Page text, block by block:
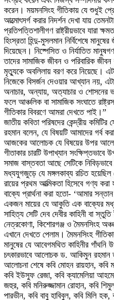
করেন। ময়মনসিংহ গীতিকায় যে শুধুই
আত্মোৎসর্গ করার নিদর্শন দেখা যায়
প্রতিপত্তিশালীগণ রাষ্ট্রীয়ভাবে যারা
হিংস্রতা হিন্দু-মুসলমান নির্বিশেষে
দিয়েছেন। নিষ্পেসিত ও নির্যাতিত
তাদের সামাজিক জীবন ও পরিবারিক
‍মৃত্যুকে অবলিলায় বরণ করে নিয়েছে।
নিজেকে বিসর্জন দেওয়ার আখ্যান নয়,
অনাচার, অন্যায়, অত্যাচার ও শোসনের
ফলে আঞ্চলিক বা সামাজিক সংঘাতে
গীতিকার বিবরণে আমরা দেখতে পাই।”
জাতীয় কবিতা পরিষদের কেন্দ্রীয়
রহমান বলেন, যে বিষয়টি আমাদের গর্ব
আজকের আলোচক যে বিষয়ের উপর
গীতাকার চারটি উপাখ্যান
সমাজ বাস্তবতা আছে সেটিকে
মধ্যযুগজুড়ে যে মঙ্গলকাব্য রচিত হয়েছিল
রায়ের প্রথম আত্মিকতা হিসেবে গণ্য করা
বাক্যে প্রার্থনা করা হতো- ‘আমার
একজন মায়ের যে আকুতি এক বাক্যের
সাহিত্য সেটি দেব দেবীর কাহিনী বা
নেত্রকোণা, কিশোরগঞ্জ ও মৈমনসিংহ
এখানে দেখতে পেলাম। মৈমনসিংহ
মানুষের যে আবেগমথিত কাহিনীর
চৎকারভাবে আলোচক ড. আকিমুন রহমান
আলোচনা শেষে কবি মোহন রায়হান, কবি
কবি ইউসুফ রেজা, কবি ক্যামেলিয়া
জহুর, কবি মনিরুজ্জামান রোহান, কবি
পারভীন, কবি বাবু হাবিবুল, কবি মিলি